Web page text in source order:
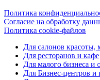
Политика
Согласие на обработку
Политика cookie-файлов
Для салонов красоты,
Для ресторанов и кафе
Для малого бизнеса и
Для Бизнес-центров